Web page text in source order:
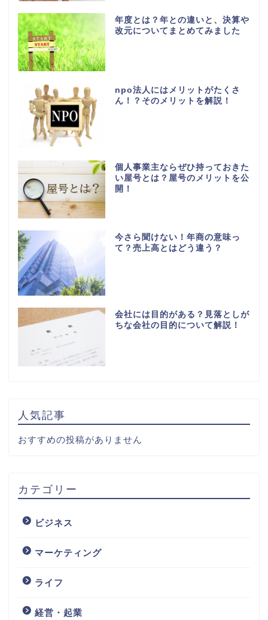
年度とは？年との違いと、決算や
改元についてまとめてみました
npo法人にはメリットがたくさ
ん！？そのメリットを解説！
個人事業主ならぜひ持っておきた
い屋号とは？屋号のメリットを公
開！
今さら聞けない！年商の意味っ
て？売上高とはどう違う？
会社には目的がある？見落としが
ちな会社の目的について解説！
人気記事
おすすめの投稿がありません
カテゴリー
ビジネス
マーケティング
ライフ
経営・起業